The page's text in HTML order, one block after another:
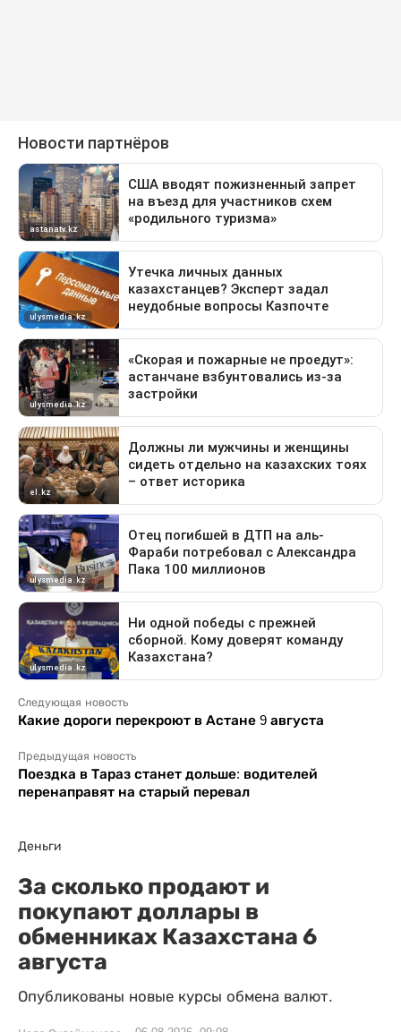
Следующая новость
Какие дороги перекроют в Астане 9 августа
Предыдущая новость
Поездка в Тараз станет дольше: водителей
перенаправят на старый перевал
Деньги
За сколько продают и
покупают доллары в
обменниках Казахстана 6
августа
Опубликованы новые курсы обмена валют.